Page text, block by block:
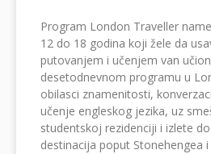
Program London Traveller
12 do 18 godina koji žele da
putovanjem i učenjem van
desetodnevnom programu u
obilasci znamenitosti,
učenje engleskog jezika, uz
studentskoj rezidenciji i izlete
destinacija poput Stonehengea